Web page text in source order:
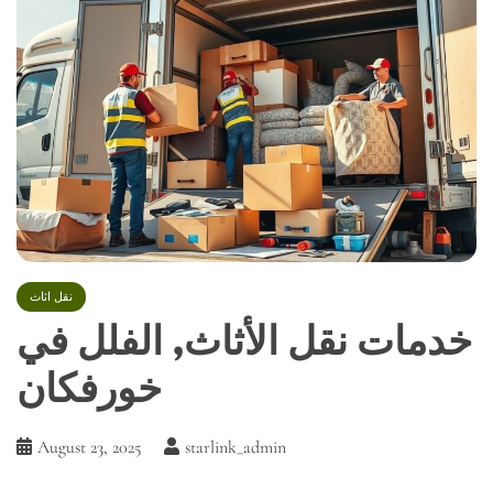
نقل اثاث
خدمات نقل الأثاث, الفلل في
خورفكان
August 23, 2025 starlink_admin